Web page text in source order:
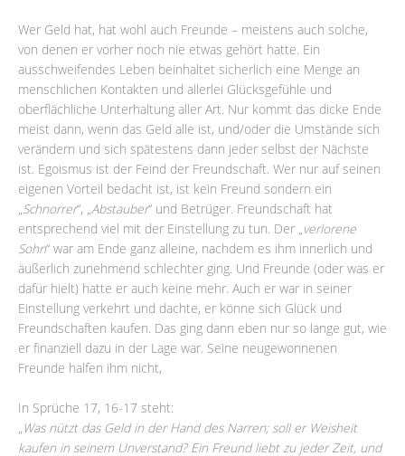
Wer Geld hat, hat wohl auch Freunde – meistens auch solche,
von denen er vorher noch nie etwas gehört hatte. Ein
ausschweifendes Leben beinhaltet sicherlich eine Menge an
menschlichen Kontakten und allerlei Glücksgefühle und
oberflächliche Unterhaltung aller Art. Nur kommt das dicke Ende
meist dann, wenn das Geld alle ist, und/oder die Umstände sich
verändern und sich spätestens dann jeder selbst der Nächste
ist. Egoismus ist der Feind der Freundschaft. Wer nur auf seinen
eigenen Vorteil bedacht ist, ist kein Freund sondern ein
„Schnorrer“, „Abstauber“ und Betrüger. Freundschaft hat
entsprechend viel mit der Einstellung zu tun. Der „verlorene
Sohn“ war am Ende ganz alleine, nachdem es ihm innerlich und
äußerlich zunehmend schlechter ging. Und Freunde (oder was er
dafür hielt) hatte er auch keine mehr. Auch er war in seiner
Einstellung verkehrt und dachte, er könne sich Glück und
Freundschaften kaufen. Das ging dann eben nur so lange gut, wie
er finanziell dazu in der Lage war. Seine neugewonnenen
Freunde halfen ihm nicht,
In Sprüche 17, 16-17 steht:
„Was nützt das Geld in der Hand des Narren; soll er Weisheit
kaufen in seinem Unverstand? Ein Freund liebt zu jeder Zeit, und